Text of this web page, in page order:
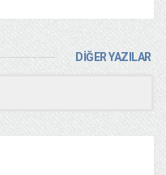
DİĞER YAZILAR